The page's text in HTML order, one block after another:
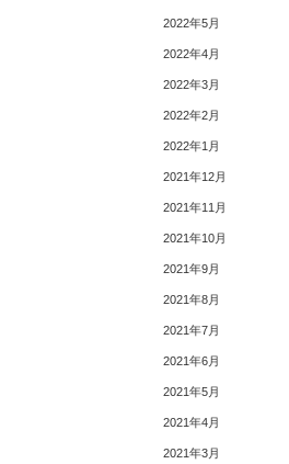
2022年5月
2022年4月
2022年3月
2022年2月
2022年1月
2021年12月
2021年11月
2021年10月
2021年9月
2021年8月
2021年7月
2021年6月
2021年5月
2021年4月
2021年3月